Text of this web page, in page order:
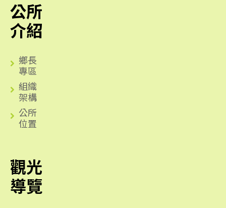
公所
介紹
鄉長
專區
組織
架構
公所
位置
觀光
導覽